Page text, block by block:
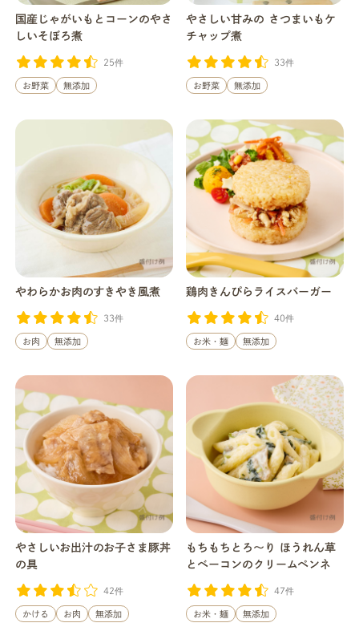
国産じゃがいもとコーンのやさ
しいそぼろ煮
25件
お野菜 無添加
やさしい甘みの さつまいもケ
チャップ煮
33件
お野菜 無添加
やわらかお肉のすきやき風煮
33件
お肉 無添加
鶏肉きんぴらライスバーガー
40件
お米・麺 無添加
やさしいお出汁のお子さま豚丼
の具
42件
かける お肉 無添加
もちもちとろ〜り ほうれん草
とベーコンのクリームペンネ
47件
お米・麺 無添加